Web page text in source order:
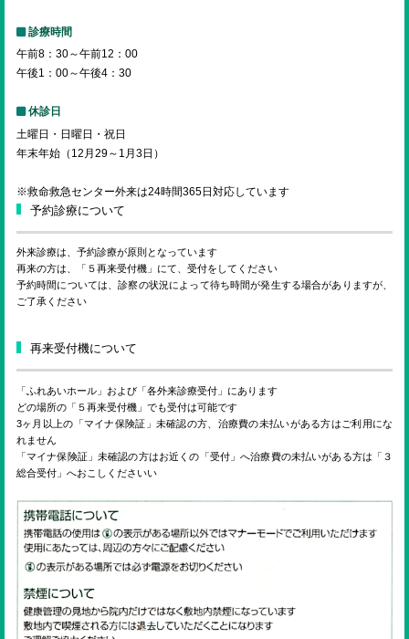
診療時間
午前8：30～午前12：00
午後1：00～午後4：30
休診日
土曜日・日曜日・祝日
年末年始（12月29～1月3日）
※救命救急センター外来は24時間365日対応しています
予約診療について
外来診療は、予約診療が原則となっています
再来の方は、「５再来受付機」にて、受付をしてください
予約時間については、診察の状況によって待ち時間が発生する場合がありますが、
ご了承ください
再来受付機について
「ふれあいホール」および「各外来診療受付」にあります
どの場所の「５再来受付機」でも受付は可能です
3ヶ月以上の「マイナ保険証」未確認の方、治療費の未払いがある方はご利用にな
れません
「マイナ保険証」未確認の方はお近くの「受付」へ治療費の未払いがある方は「３
総合受付」へおこしくださいい